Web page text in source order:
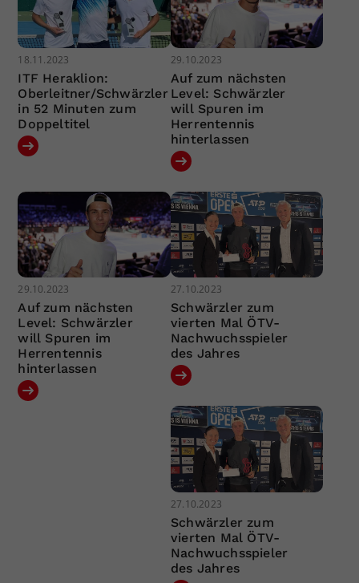
18.11.2023
ITF Heraklion:
Oberleitner/Schwärzler
in 52 Minuten zum
Doppeltitel
29.10.2023
Auf zum nächsten
Level: Schwärzler
will Spuren im
Herrentennis
hinterlassen
29.10.2023
Auf zum nächsten
Level: Schwärzler
will Spuren im
Herrentennis
hinterlassen
27.10.2023
Schwärzler zum
vierten Mal ÖTV-
Nachwuchsspieler
des Jahres
27.10.2023
Schwärzler zum
vierten Mal ÖTV-
Nachwuchsspieler
des Jahres